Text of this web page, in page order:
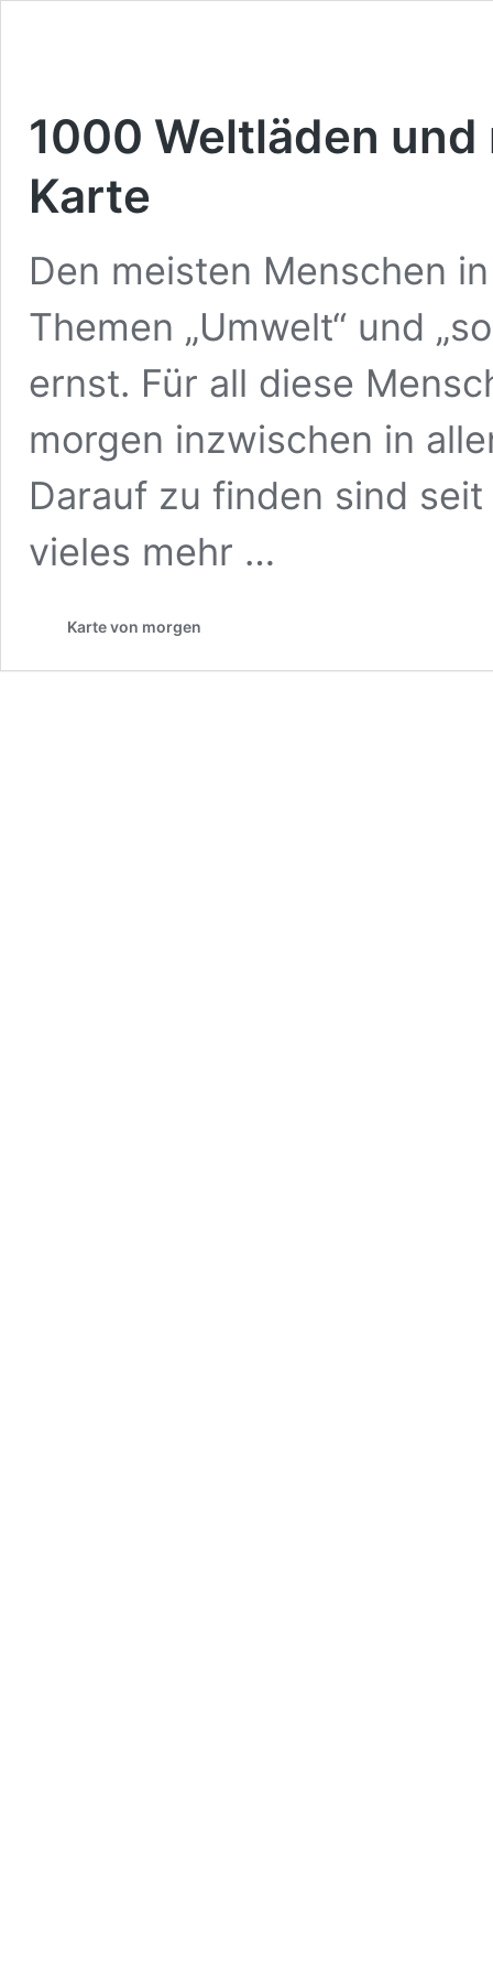
1000 Weltläden
Karte
Den meisten Menschen
Themen „Umwelt“ und
ernst. Für all diese
morgen inzwischen in
Darauf zu finden sind
vieles mehr …
Karte von morgen